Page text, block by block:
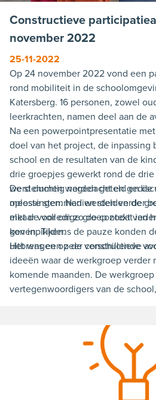
Constructieve
november 2022
25-11-2022
Op 24 november 2022 vond een
rond mobiliteit in de
Katersberg. 16 personen, zowel
leerkrachten, namen deel aan de
Na een powerpointpresentatie
doel van het project, de inpassing
school en de resultaten van de
drie groepjes gewerkt rond de
werd duchtig nagedacht en
oplossingen. Nadien stelden de
elkaar voor om zo de context van
geven. Tijdens de pauze konden
uitbrengen op de verschillende
De stemmen werden geteld en
meeste stemmen werden verder
met de volledige groep zodat
kon inpikken.
Het was een zeer constructieve
ideeën waar de werkgroep verder
komende maanden. De
vertegenwoordigers van de
de werkgroep zich enkel baseren
de participatieavond naar voren
voorjaar van 2023 een